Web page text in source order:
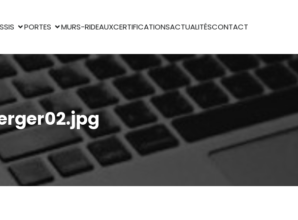
PORTES MURS-RIDEAUXCERTIFICATIONSACTUALITÉSCONTACT